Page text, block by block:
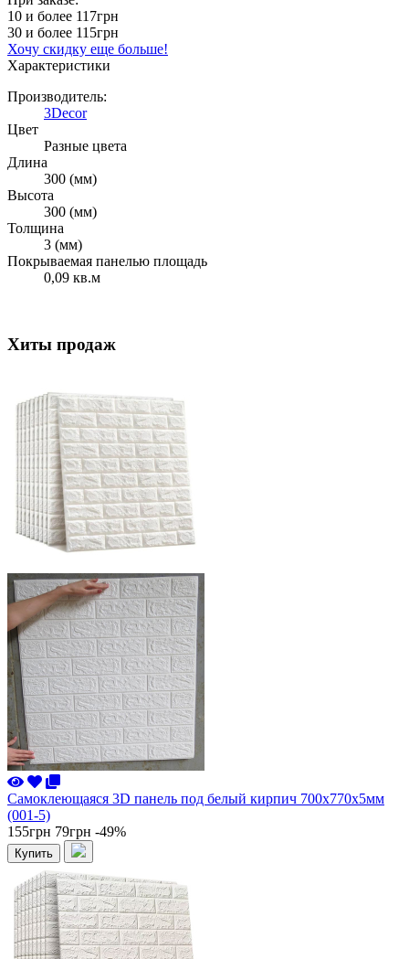
10 и более 117грн
30 и более 115грн
Хочу скидку еще больше!
Характеристики
Производитель:
3Decor
Цвет
Разные цвета
Длина
300 (мм)
Высота
300 (мм)
Толщина
3 (мм)
Покрываемая панелью площадь
0,09 кв.м
Хиты продаж
Самоклеющаяся 3D панель под белый кирпич 700x770x5мм
(001-5)
155грн 79грн -49%
Купить